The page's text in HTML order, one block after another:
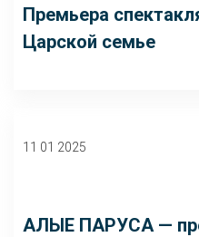
Премьера
Царской семье
11 01 2025
АЛЫЕ ПАРУСА —